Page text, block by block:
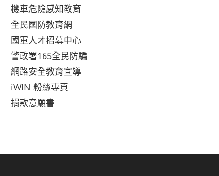
機車危險感知教育
全民國防教育網
國軍人才招募中心
警政署165全民防騙
網路安全教育宣導
iWIN 粉絲專頁
捐款意願書